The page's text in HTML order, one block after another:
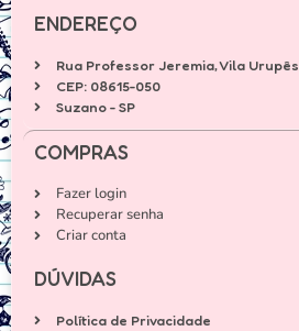
ENDEREÇO
Rua Professor Jeremia, Vila Urupês
CEP: 08615-050
Suzano - SP
COMPRAS
Fazer login
Recuperar senha
Criar conta
DÚVIDAS
Política de Privacidade